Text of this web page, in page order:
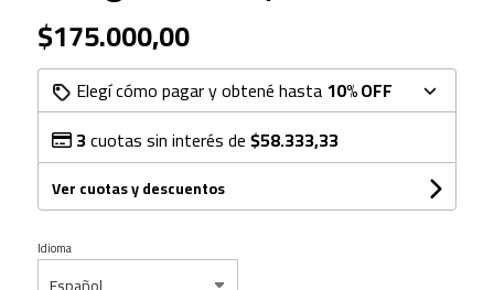
$175.000,00
Elegí cómo pagar y obtené hasta 10% OFF
3cuotas sin interés de$58.333,33
Ver cuotas y descuentos
Idioma